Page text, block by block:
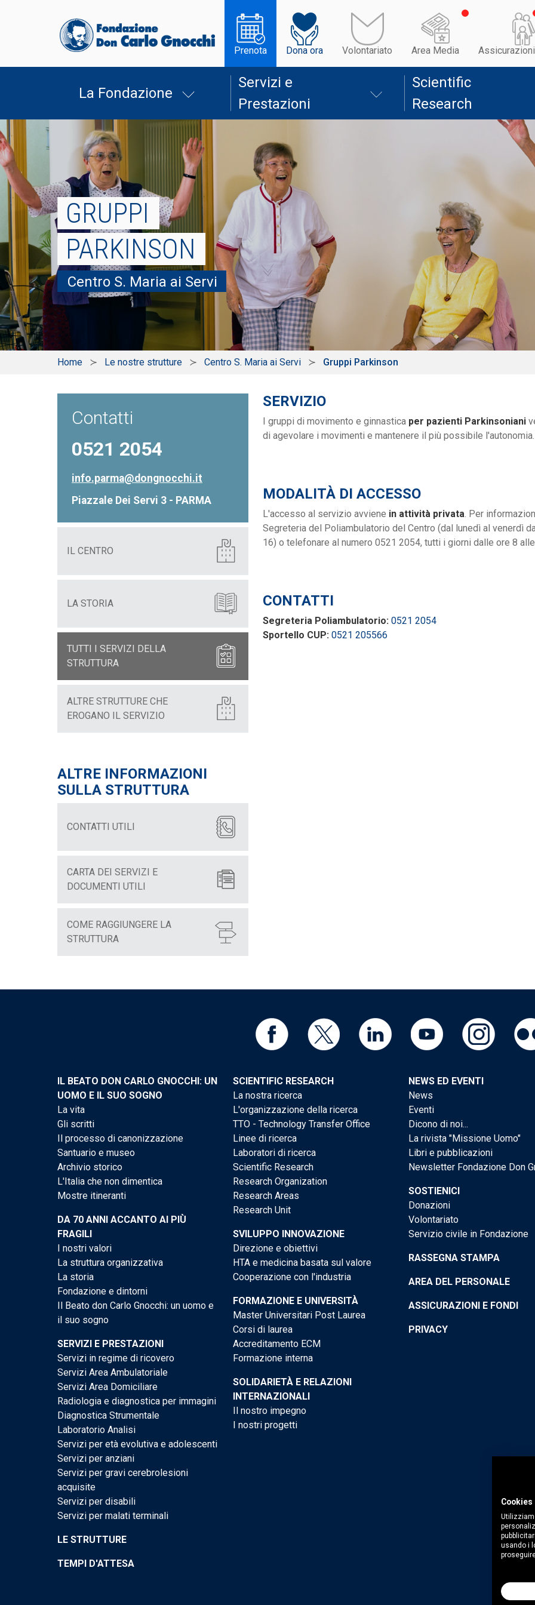
Prenota Dona ora Volontariato Area Media
La Fondazione
Servizi e
Prestazioni
Scientific
Research
GRUPPI
PARKINSON
Centro S. Maria ai Servi
Home Le nostre strutture Centro S. Maria ai Servi Gruppi Parkinson
Contatti
0521 2054
info.parma@dongnocchi.it
Piazzale Dei Servi 3 - PARMA
IL CENTRO
LA STORIA
TUTTI I SERVIZI DELLA
STRUTTURA
ALTRE STRUTTURE CHE
EROGANO IL SERVIZIO
ALTRE INFORMAZIONI
SULLA STRUTTURA
CONTATTI UTILI
CARTA DEI SERVIZI E
DOCUMENTI UTILI
COME RAGGIUNGERE LA
STRUTTURA
SERVIZIO
I gruppi di movimento e ginnastica per pazienti Parkinsoniani
di agevolare i movimenti e mantenere il più possibile l'autonomia.
MODALITÀ DI ACCESSO
L'accesso al servizio avviene in attività privata. Per
Segreteria del Poliambulatorio del Centro (dal lunedì al venerdì
16) o telefonare al numero 0521 2054, tutti i giorni dalle ore 8
CONTATTI
Segreteria Poliambulatorio: 0521 2054
Sportello CUP: 0521 205566
IL BEATO DON CARLO GNOCCHI: UN
UOMO E IL SUO SOGNO
La vita
Gli scritti
Il processo di canonizzazione
Santuario e museo
Archivio storico
L'Italia che non dimentica
Mostre itineranti
DA 70 ANNI ACCANTO AI PIÙ
FRAGILI
I nostri valori
La struttura organizzativa
La storia
Fondazione e dintorni
Il Beato don Carlo Gnocchi: un uomo e
il suo sogno
SERVIZI E PRESTAZIONI
Servizi in regime di ricovero
Servizi Area Ambulatoriale
Servizi Area Domiciliare
Radiologia e diagnostica per immagini
Diagnostica Strumentale
Laboratorio Analisi
Servizi per età evolutiva e adolescenti
Servizi per anziani
Servizi per gravi cerebrolesioni
acquisite
Servizi per disabili
Servizi per malati terminali
LE STRUTTURE
TEMPI D'ATTESA
SCIENTIFIC RESEARCH
La nostra ricerca
L'organizzazione della ricerca
TTO - Technology Transfer Office
Linee di ricerca
Laboratori di ricerca
Scientific Research
Research Organization
Research Areas
Research Unit
SVILUPPO INNOVAZIONE
Direzione e obiettivi
HTA e medicina basata sul valore
Cooperazione con l'industria
FORMAZIONE E UNIVERSITÀ
Master Universitari Post Laurea
Corsi di laurea
Accreditamento ECM
Formazione interna
SOLIDARIETÀ E RELAZIONI
INTERNAZIONALI
Il nostro impegno
I nostri progetti
NEWS ED EVENTI
News
Eventi
Dicono di noi...
La rivista "Missione Uomo"
Libri e pubblicazioni
Newsletter Fondazione Don
SOSTIENICI
Donazioni
Volontariato
Servizio civile in Fondazione
RASSEGNA STAMPA
AREA DEL PERSONALE
ASSICURAZIONI E FONDI
PRIVACY
usando i